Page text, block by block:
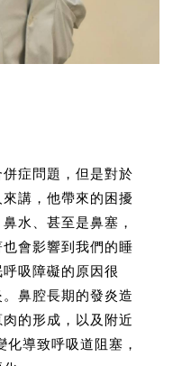
症問題，但是對於
講，他帶來的困擾
水、甚至是鼻塞，
會影響到我們的睡
吸障礙的原因很
鼻腔長期的發炎造
的形成，以及附近
導致呼吸道阻塞，